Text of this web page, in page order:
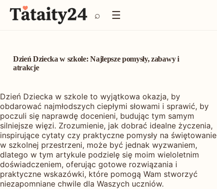
P
r
d
ź
t
r
e
ś
c
i
⌕ ☰
Dzień Dziecka w szkole: Najlepsze pomysły, zabawy i
atrakcje
Dzień Dziecka w szkole to wyjątkowa okazja, by
obdarować najmłodszych ciepłymi słowami i sprawić, by
poczuli się naprawdę docenieni, budując tym samym
silniejsze więzi. Zrozumienie, jak dobrać idealne życzenia,
inspirujące cytaty czy praktyczne pomysły na świętowanie
w szkolnej przestrzeni, może być jednak wyzwaniem,
dlatego w tym artykule podzielę się moim wieloletnim
doświadczeniem, oferując gotowe rozwiązania i
praktyczne wskazówki, które pomogą Wam stworzyć
niezapomniane chwile dla Waszych uczniów.